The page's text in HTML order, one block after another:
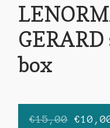
box
€15,00 €